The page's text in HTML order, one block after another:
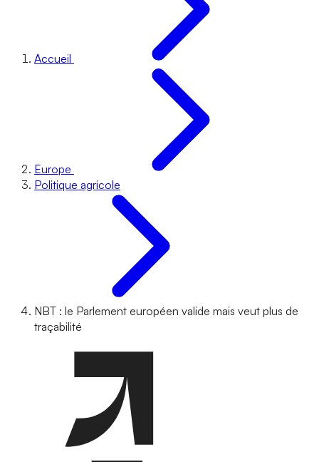
Accueil
Europe
Politique agricole
NBT : le Parlement européen valide mais veut plus de
traçabilité